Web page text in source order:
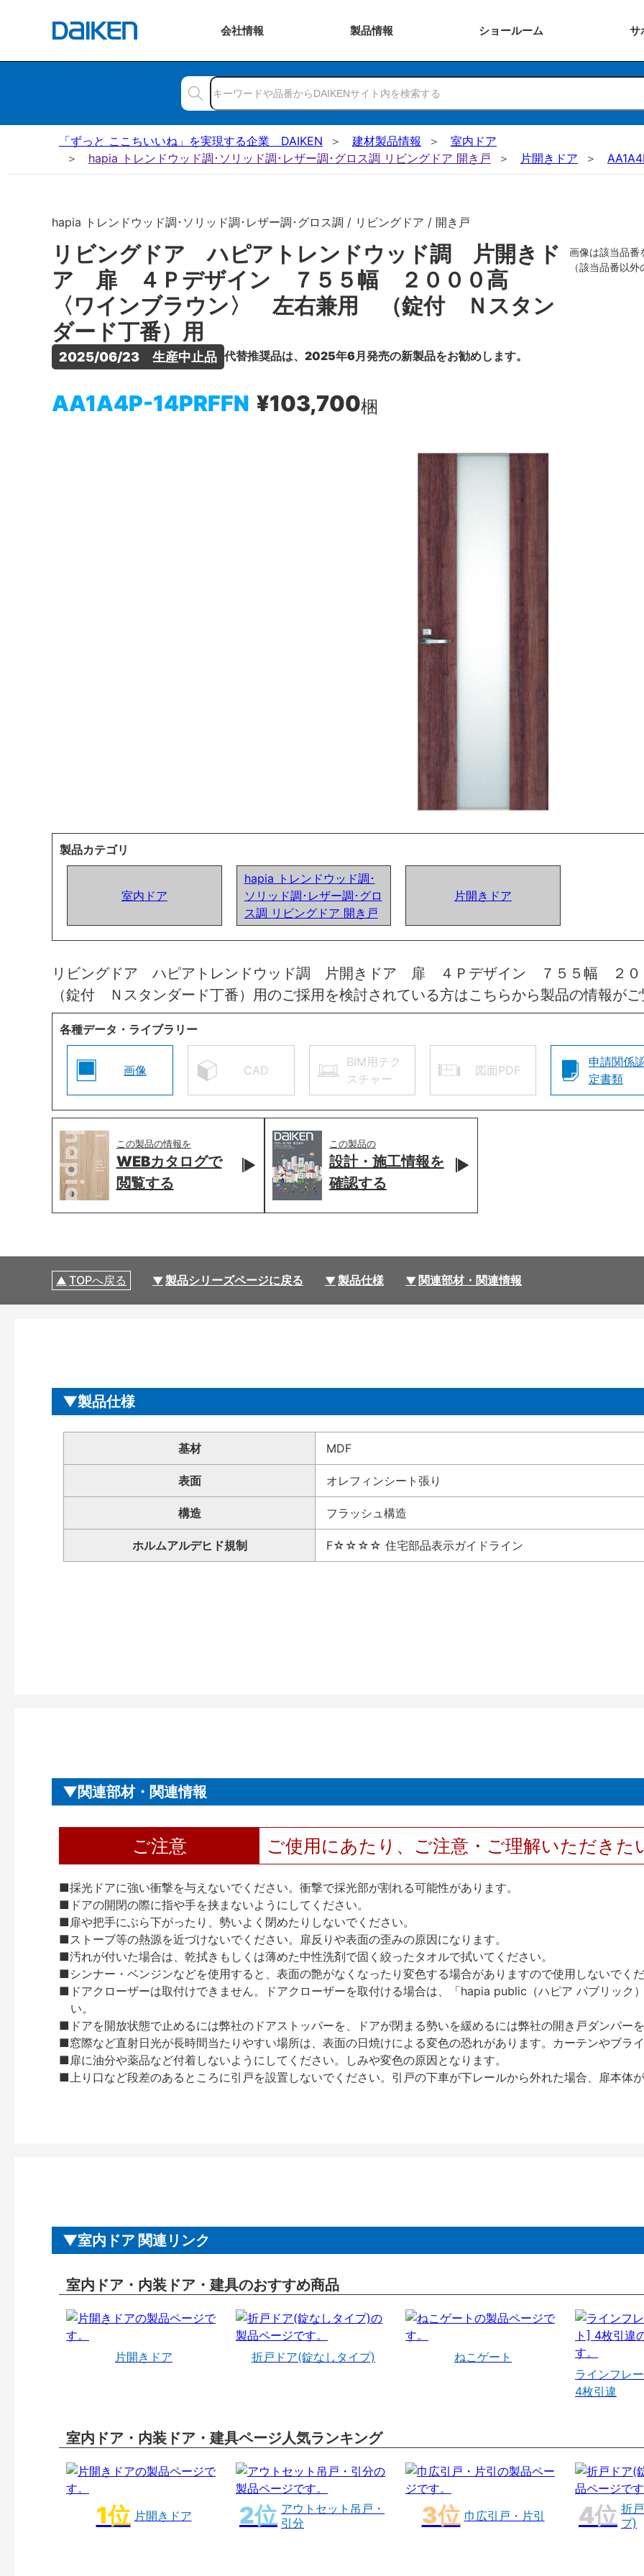
会社情報 製品情報 ショールーム サ
「ずっと ここちいいね」を実現する企業 DAIKEN 建材製品情報
室内ドア
hapia トレンドウッド調･ソリッド調･レザー調･グロス調 リビングドア 開き戸
片開きドア
hapia トレンドウッド調･ソリッド調･レザー調･グロス調 / リビングドア / 開き戸
リビングドア ハピアトレンドウッド調 片開きド
ア 扉 ４Ｐデザイン ７５５幅 ２０００高
〈ワインブラウン〉 左右兼用 （錠付 Ｎスタン
ダード丁番）用
2025/06/23　生産中止品 代替推奨品は、2025年6月発売の新製品をお勧めします。
AA1A4P-14PRFFN ¥103,700梱
画像は該当品番
（該当品番以
製品カテゴリ
室内ドア
hapia トレンドウッド調･
ソリッド調･レザー調･グロ
ス調 リビングドア 開き戸
片開きドア
リビングドア ハピアトレンドウッド調 片開きドア 扉 ４Ｐデザイン ７５５幅 ２
（錠付 Ｎスタンダード丁番）用のご採用を検討されている方はこちらから製品の情報が
各種データ・ライブラリー
画像 CAD
BIM用テク
スチャー
図面PDF
申請関係
定書類
この製品の情報を
WEBカタログで
閲覧する
この製品の
設計・施工情報を
確認する
TOPへ戻る 製品シリーズページに戻る 製品仕様 関連部材・関連情報
製品仕様
基材 MDF
表面 オレフィンシート張り
構造 フラッシュ構造
ホルムアルデヒド規制 F☆☆☆☆ 住宅部品表示ガイドライン
関連部材・関連情報
ご注意 ご使用にあたり、ご注意・ご理解いただきた
■採光ドアに強い衝撃を与えないでください。衝撃で採光部が割れる可能性があります。
■ドアの開閉の際に指や手を挟まないようにしてください。
■扉や把手にぶら下がったり、勢いよく閉めたりしないでください。
■ストーブ等の熱源を近づけないでください。扉反りや表面の歪みの原因になります。
■汚れが付いた場合は、乾拭きもしくは薄めた中性洗剤で固く絞ったタオルで拭いてください。
■シンナー・ベンジンなどを使用すると、表面の艶がなくなったり変色する場合がありますので使用しないでく
■ドアクローザーは取付けできません。ドアクローザーを取付ける場合は、「hapia public（ハピア パブリック
い。
■ドアを開放状態で止めるには弊社のドアストッパーを、ドアが閉まる勢いを緩めるには弊社の開き戸ダンパー
■窓際など直射日光が長時間当たりやすい場所は、表面の日焼けによる変色の恐れがあります。カーテンやブラ
■扉に油分や薬品など付着しないようにしてください。しみや変色の原因となります。
■上り口など段差のあるところに引戸を設置しないでください。引戸の下車が下レールから外れた場合、扉本体
室内ドア 関連リンク
室内ドア・内装ドア・建具のおすすめ商品
片開きドア 折戸ドア(錠なしタイプ)
ねこゲート
ラインフレ
4枚引違
室内ドア・内装ドア・建具ページ人気ランキング
片開きドア
アウトセット吊戸・
引分
巾広引戸・片引
折
プ)